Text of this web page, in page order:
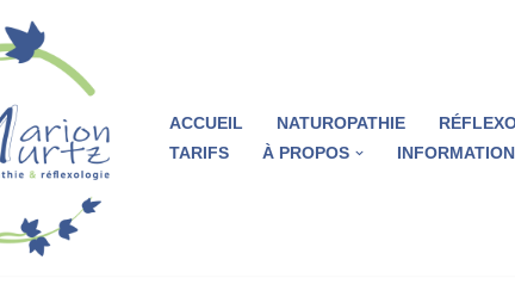
ACCUEIL NATUROPATHIE
TARIFS
À PROPOS